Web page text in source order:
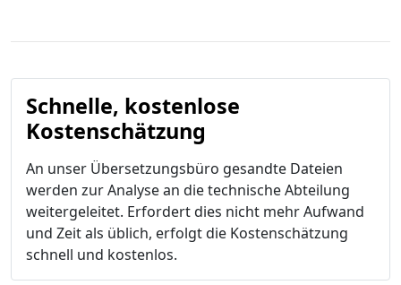
Schnelle, kostenlose
Kostenschätzung
An unser Übersetzungsbüro gesandte Dateien
werden zur Analyse an die technische Abteilung
weitergeleitet. Erfordert dies nicht mehr Aufwand
und Zeit als üblich, erfolgt die Kostenschätzung
schnell und kostenlos.